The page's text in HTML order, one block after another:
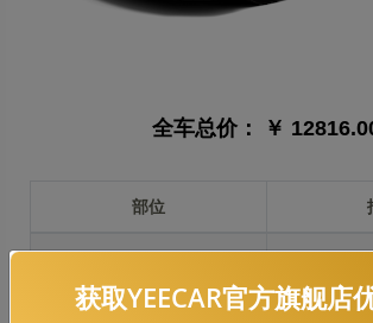
全车总价： ￥
部位
前保险杠 ￥
引擎盖 ￥
获取YEECAR官方旗舰店